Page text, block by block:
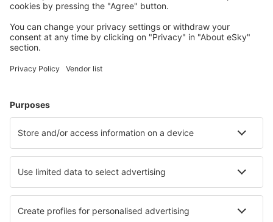
Meest gezochte hotels door eSky-gebruikers
Hotels in Bulgarije - Populaire steden
Hotels in Sunny Beach Hotels in Varna
Hotels Boykovo Hotels in Kovačevica
Beste hotels - steden